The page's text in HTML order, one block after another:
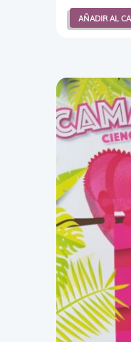
AÑADIR AL